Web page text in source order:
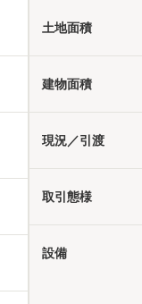
土地面積
建物面積
現況／引渡
取引態様
設備